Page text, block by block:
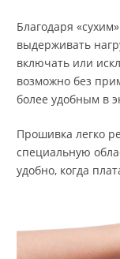
Благодаря
выдерживать
включать или
возможно без
более удобным в
Прошивка легко
специальную
удобно, когда